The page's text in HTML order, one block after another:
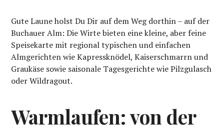
Gute Laune holst Du Dir auf dem Weg dorthin – auf der
Buchauer Alm: Die Wirte bieten eine kleine, aber feine
Speisekarte mit regional typischen und einfachen
Almgerichten wie Kapressknödel, Kaiserschmarrn und
Graukäse sowie saisonale Tagesgerichte wie Pilzgulasch
oder Wildragout.
Warmlaufen: von der